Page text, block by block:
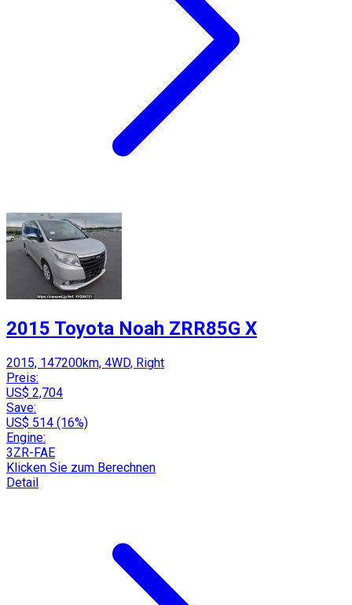
2015 Toyota Noah ZRR85G X
2015, 147200km, 4WD, Right
Preis:
US$ 2,704
Save:
US$ 514 (16%)
Engine:
3ZR-FAE
Klicken Sie zum Berechnen
Detail